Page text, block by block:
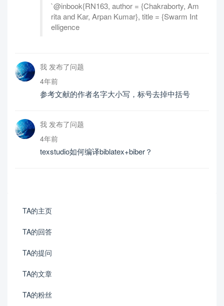
`@inbook{RN163, author = {Chakraborty, Am
rita and Kar, Arpan Kumar}, title = {Swarm Int
elligence
我 发布了问题
4年前
参考文献的作者名字大小写，标号去掉中括号
我 发布了问题
4年前
texstudio如何编译biblatex+biber？
TA的主页
TA的回答
TA的提问
TA的文章
TA的粉丝